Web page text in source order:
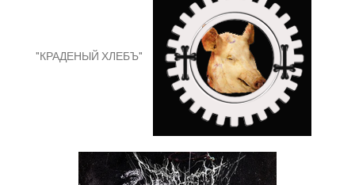
"КРАДЕНЫЙ ХЛЕБЪ"